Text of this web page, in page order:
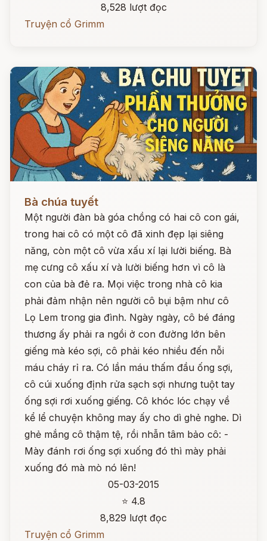
8,528 lượt đọc
Truyện cổ Grimm
Bà chúa tuyết
Một người đàn bà góa chồng có hai cô con gái,
trong hai cô có một cô đã xinh đẹp lại siêng
năng, còn một cô vừa xấu xí lại lười biếng. Bà
mẹ cưng cô xấu xí và lười biếng hơn vì cô là
con của bà đẻ ra. Mọi việc trong nhà cô kia
phải đảm nhận nên người cô bụi bậm như cô
Lọ Lem trong gia đình. Ngày ngày, cô bé đáng
thương ấy phải ra ngồi ở con đường lớn bên
giếng mà kéo sợi, cô phải kéo nhiều đến nỗi
máu cháy rỉ ra. Có lần máu thấm đầu ống sợi,
cô cúi xuống định rửa sạch sợi nhưng tuột tay
ống sợi rơi xuống giếng. Cô khóc lóc chạy về
kể lể chuyện không may ấy cho dì ghẻ nghe. Dì
ghẻ mắng cô thậm tệ, rồi nhẫn tâm bảo cô: -
Mày đánh rơi ống sợi xuống đó thì mày phải
xuống đó mà mò nó lên!
05-03-2015
⭐ 4.8
8,829 lượt đọc
Truyện cổ Grimm